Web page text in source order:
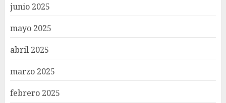
junio 2025
mayo 2025
abril 2025
marzo 2025
febrero 2025